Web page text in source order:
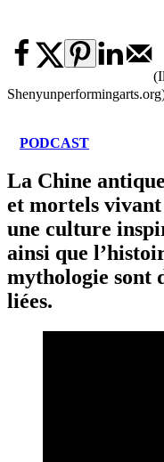
PODCAST
La Chine
et mortels
une culture
ainsi que
mythologie sont
liées.